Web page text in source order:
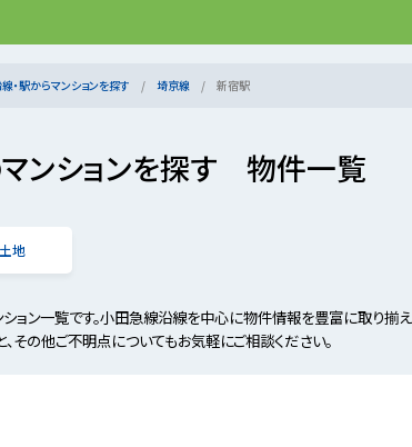
・駅からマンションを探す 埼京線 新宿駅
マンションを探す 物件一覧
土地
ョン一覧です。小田急線沿線を中心に物件情報を豊富に取り揃
その他ご不明点についてもお気軽にご相談ください。